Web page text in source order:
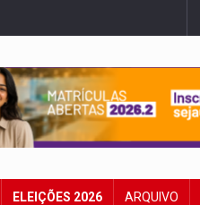
ELEIÇÕES 2026 ARQUIVO